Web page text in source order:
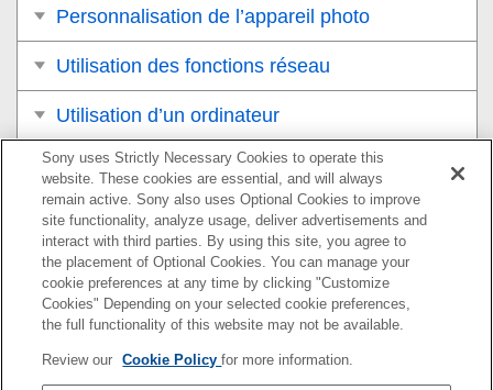
Personnalisation de l’appareil photo
Utilisation des fonctions réseau
Utilisation d’un ordinateur
Liste des éléments du MENU
Précautions/Le produit
Si vous avez des problèmes
Pour plus d’informations sur la conformité aux lois sur
Sony uses Strictly Necessary Cookies to operate this
website. These cookies are essential, and will always
remain active. Sony also uses Optional Cookies to improve
site functionality, analyze usage, deliver advertisements and
interact with third parties. By using this site, you agree to
the placement of Optional Cookies. You can manage your
cookie preferences at any time by clicking "Customize
Cookies" Depending on your selected cookie preferences,
the full functionality of this website may not be available.
Review our Cookie Policyfor more information.